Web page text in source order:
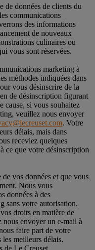
de données de clients du
communications
des informations
de nouveaux
culinaires ou
vous sont réservées.
marketing à
méthodes indiquées dans
vous désinscrire de la
de désinscription figurant
cause, si vous souhaitez
veuillez nous envoyer
. Votre
délais, mais dans
receviez quelques
ce que votre désinscription
vos données et que vous
Nous vous
données à des
sans votre autorisation.
droits en matière de
envoyer un e-mail à
faire part de votre
meilleurs délais.